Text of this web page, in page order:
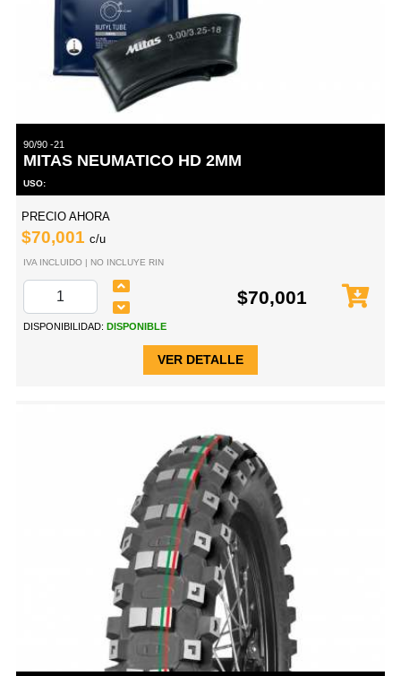
90/90 -21
MITAS NEUMATICO HD 2MM
USO:
PRECIO AHORA
$70,001 c/u
IVA INCLUIDO | NO INCLUYE RIN
$70,001
DISPONIBILIDAD: DISPONIBLE
VER DETALLE